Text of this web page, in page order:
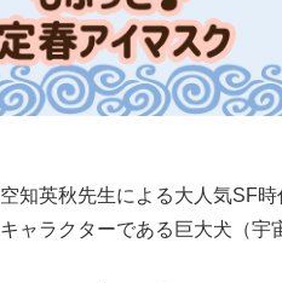
空知英秋先生による大人気SF
キャラクターである巨大犬（宇